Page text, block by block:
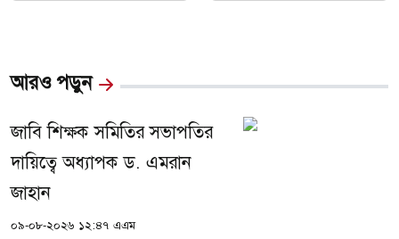
আরও পড়ুন
জাবি শিক্ষক সমিতির সভাপতির
দায়িত্বে অধ্যাপক ড. এমরান
জাহান
০৯-০৮-২০২৬ ১২:৪৭ এএম